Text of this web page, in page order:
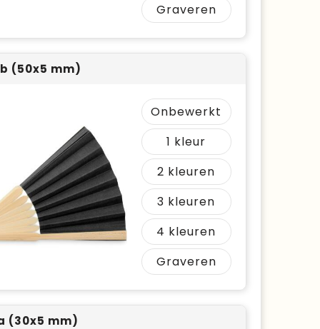
Graveren
(50x5 mm)
Onbewerkt
1
2
3
4
Graveren
(30x5 mm)